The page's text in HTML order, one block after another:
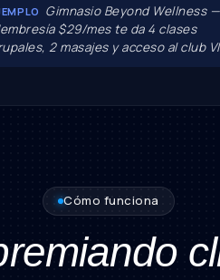
Gimnasio Beyond Wellness —
$29/mes te da 4 clases
2 masajes y acceso al club
Cómo funciona